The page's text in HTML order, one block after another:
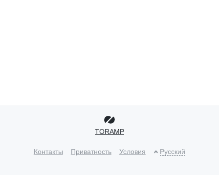
TORAMP
Контакты Приватность Условия Русский